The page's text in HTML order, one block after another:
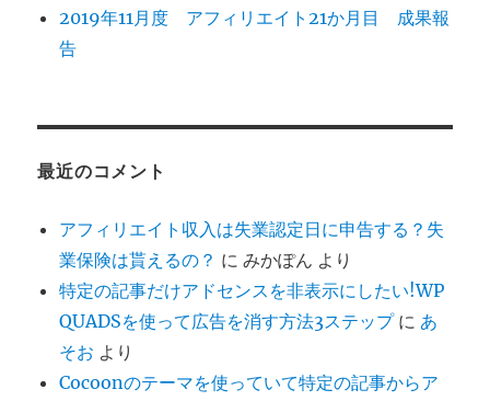
2019年11月度 アフィリエイト21か月目 成果報
告
最近のコメント
アフィリエイト収入は失業認定日に申告する？失
業保険は貰えるの？ にみかぽん より
特定の記事だけアドセンスを非表示にしたい!WP
QUADSを使って広告を消す方法3ステップに あ
そお より
Cocoonのテーマを使っていて特定の記事からア